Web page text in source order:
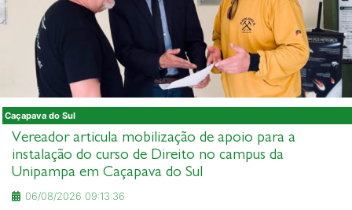
Caçapava do Sul
Vereador articula mobilização de apoio para a
instalação do curso de Direito no campus da
Unipampa em Caçapava do Sul
06/08/2026 09:13:36